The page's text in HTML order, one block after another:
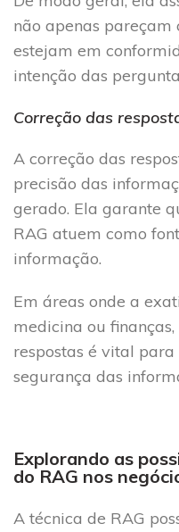
não apenas pareçam
estejam em
intenção das
Correção das
A correção das
precisão das
gerado. Ela garante
RAG atuem como
informação.
Em áreas onde a
medicina ou
respostas é vital
segurança das
Explorando as
do RAG nos
A técnica de RAG